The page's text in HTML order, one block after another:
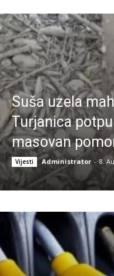
Suša uzela
Turjanica
masovan
Vijesti Administrator - 8.